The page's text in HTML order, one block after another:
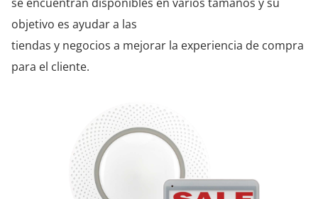
objetivo es ayudar a las
tiendas y negocios a mejorar la experiencia de compra
para el cliente.